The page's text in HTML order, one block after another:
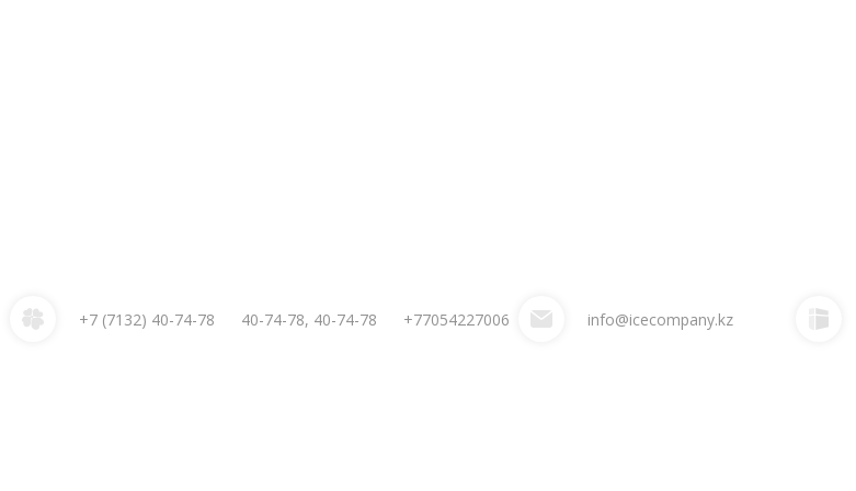
+7 (7132) 40-74-78 40-74-78, 40-74-78 +77054227006 info@icecompany.kz